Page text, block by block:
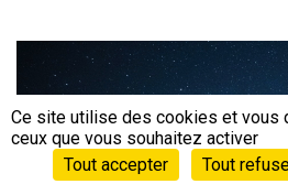
Voir la bande-annonce
Ce site utilise des cookies et vous
ceux que vous souhaitez activer
Tout accepter
Tout